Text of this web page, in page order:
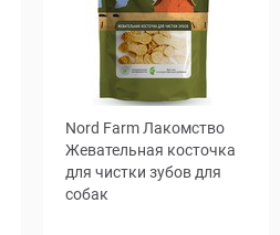
Nord Farm Лакомство
Жевательная косточка
для чистки зубов для
собак